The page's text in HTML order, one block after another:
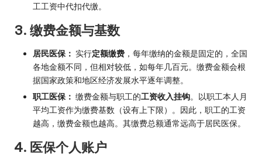
工工资中代扣代缴。
3. 缴费金额与基数
居民医保： 实行定额缴费 ，每年缴纳的金额是固定的，全国
各地金额不同，但相对较低，如每年几百元。缴费金额会根
据国家政策和地区经济发展水平逐年调整。
职工医保： 缴费金额与职工的工资收入挂钩。以职工本人月
平均工资作为缴费基数（设有上下限）。因此，职工的工资
越高，缴费金额也越高。其缴费总额通常远高于居民医保。
4. 医保个人账户